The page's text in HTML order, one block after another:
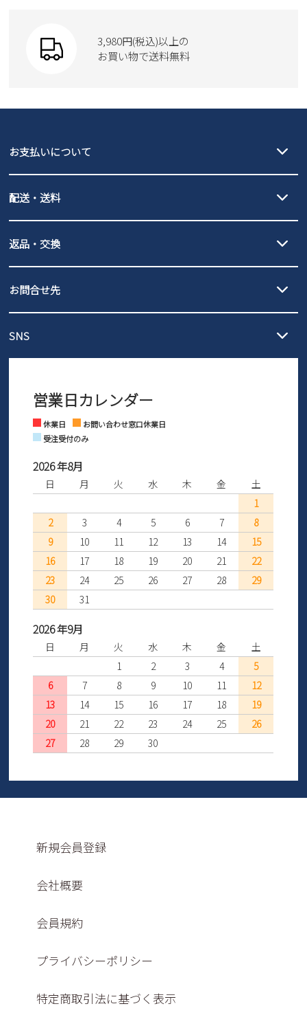
moz
Parade
GAP
new balance
瞬足
3,980円(税込)以上の
お買い物で送料無料
お支払いについて
PayPay（オンライン決済）、代金引換のご利用が可能です。
配送・送料
北海道・本州・四国・九州…550円
3,980円（税込）以上お買い上げで送料無料
ご利用ください。
全国一律…220円（税込）
発送日・送料詳細についてはご利用ガイドを
ご利用ください。
返品・交換
の片道無料サービスを実施中！
ントとしても安心してご利用いただけるよう、サイズ交換の受付期
さい。
お問合せ先
営業時間：11時～17時
※土日祝はお問い合わせ窓口休業日となります。
SNS
Facebook Instagram
営業日カレンダー
休業日
お問い合わせ窓口休業日
受注受付のみ
2026 年8月
日 月 火 水 木 金
土
1
2
3 4 5 6 7
8
9
10 11 12 13 14
15
16
17 18 19 20 21
22
23
24 25 26 27 28
29
30
31
2026 年9月
日 月 火 水 木 金
土
1
2 3 4
5
6
7 8 9 10 11
12
13
14 15 16 17 18
19
20
21 22 23 24 25
26
27
28 29 30
新規会員登録
会社概要
会員規約
プライバシーポリシー
特定商取引法に基づく表示